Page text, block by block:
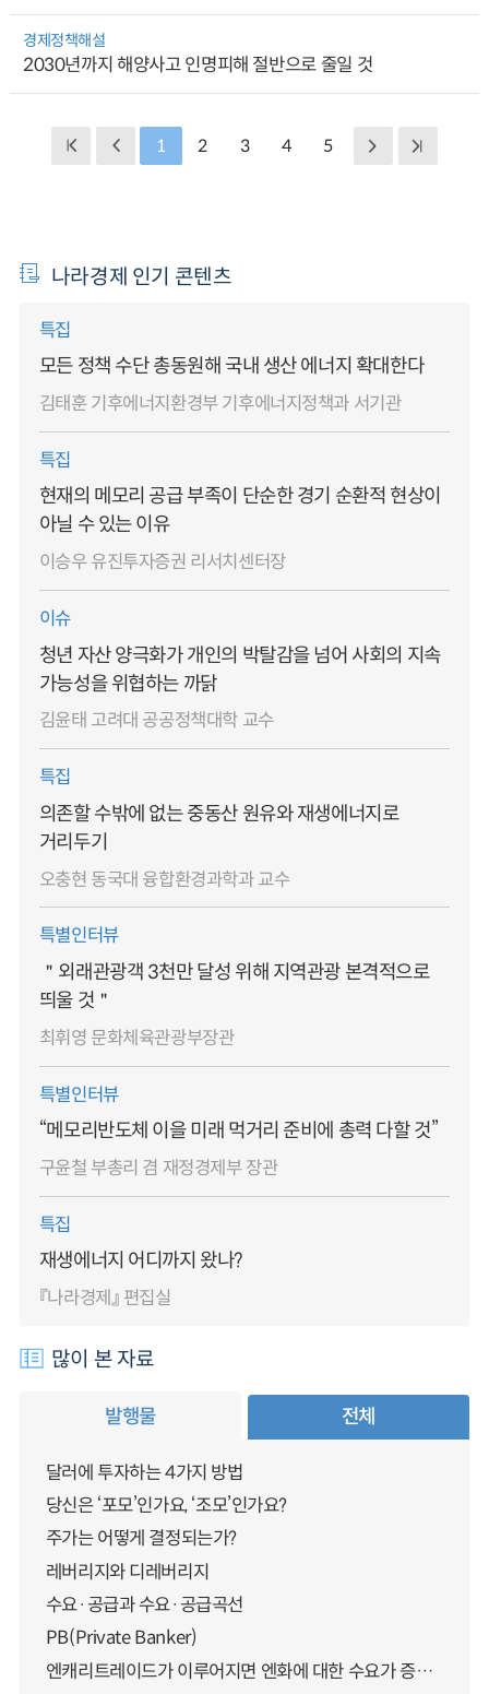
경제정책해설
2030년까지 해양사고 인명피해 절반으로 줄일 것
1 2 3 4 5
나라경제 인기 콘텐츠
특집
모든 정책 수단 총동원해 국내 생산 에너지 확대한다
김태훈 기후에너지환경부 기후에너지정책과 서기관
특집
현재의 메모리 공급 부족이 단순한 경기 순환적 현상이
아닐 수 있는 이유
이승우 유진투자증권 리서치센터장
이슈
청년 자산 양극화가 개인의 박탈감을 넘어 사회의 지속
가능성을 위협하는 까닭
김윤태 고려대 공공정책대학 교수
특집
의존할 수밖에 없는 중동산 원유와 재생에너지로
거리두기
오충현 동국대 융합환경과학과 교수
특별인터뷰
＂외래관광객 3천만 달성 위해 지역관광 본격적으로
띄울 것＂
최휘영 문화체육관광부장관
특별인터뷰
“메모리반도체 이을 미래 먹거리 준비에 총력 다할 것”
구윤철 부총리 겸 재정경제부 장관
특집
재생에너지 어디까지 왔나?
『나라경제』 편집실
많이 본 자료
발행물 전체
달러에 투자하는 4가지 방법
당신은 ‘포모’인가요, ‘조모’인가요?
주가는 어떻게 결정되는가?
레버리지와 디레버리지
수요·공급과 수요·공급곡선
PB(Private Banker)
엔캐리트레이드가 이루어지면 엔화에 대한 수요가 증가하지 않나요?